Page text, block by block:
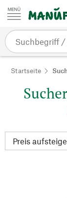
Zum Inhalt springen
Startseite